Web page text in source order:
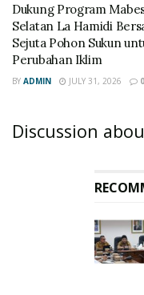
Dukung Program
Selatan La Hamidi
Sejuta Pohon Sukun
Perubahan Iklim
BY ADMIN JULY 31, 2026 0
Discussion